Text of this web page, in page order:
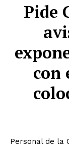
Pide
con
Personal de la